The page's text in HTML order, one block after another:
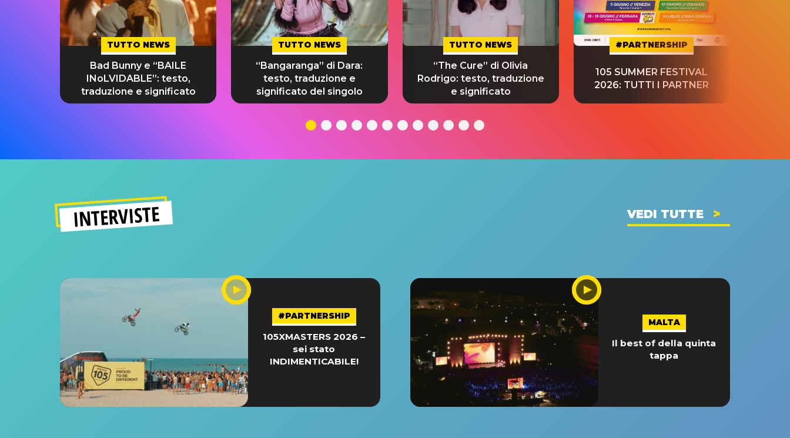
TUTTO NEWS
Bad Bunny e “BAILE
INoLVIDABLE”: testo,
traduzione e significato
TUTTO NEWS
“Bangaranga” di Dara:
testo, traduzione e
significato del singolo
TUTTO NEWS
“The Cure” di Olivia
Rodrigo: testo, traduzione
e significato
#PARTNERSHIP
105 SUMMER FESTIVAL
2026: TUTTI I PARTNER
INTERVISTE VEDI TUTTE
#PARTNERSHIP
105XMASTERS 2026 –
sei stato
INDIMENTICABILE!
MALTA
Il best of della quinta
tappa